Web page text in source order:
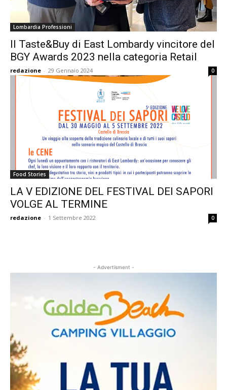
Lombardia Professioni
Il Taste&Buy di East Lombardy vincitore del
BGY Awards 2023 nella categoria Retail
redazione - 29 Gennaio 2024 0
Food Stories
LA V EDIZIONE DEL FESTIVAL DEI SAPORI
VOLGE AL TERMINE
redazione - 1 Settembre 2022 0
- Advertisment -